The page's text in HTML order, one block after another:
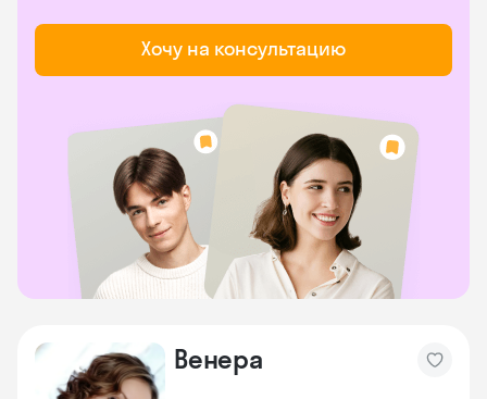
Хочу на консультацию
Венера